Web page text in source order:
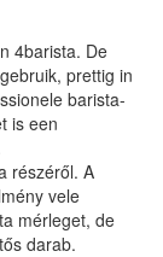
4barista. De
prettig in
barista-
is een
részéről. A
vele
mérleget, de
darab.